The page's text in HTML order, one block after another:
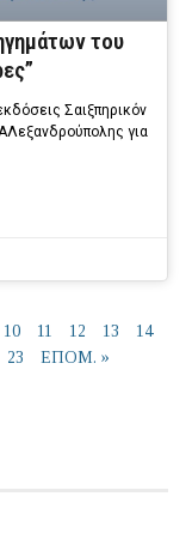
του
Σαιξπηρικόν
για
10 11 12 13
14
23 ΕΠΟΜ. »